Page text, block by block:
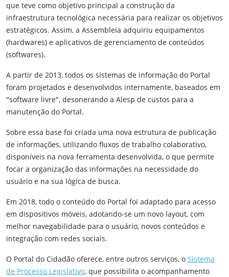
que teve como objetivo principal a construção da
infraestrutura tecnológica necessária para realizar os objetivos
estratégicos. Assim, a Assembleia adquiriu equipamentos
(hardwares) e aplicativos de gerenciamento de conteúdos
(softwares).
A partir de 2013, todos os sistemas de informação do Portal
foram projetados e desenvolvidos internamente, baseados em
"software livre", desonerando a Alesp de custos para a
manutenção do Portal.
Sobre essa base foi criada uma nova estrutura de publicação
de informações, utilizando fluxos de trabalho colaborativo,
disponíveis na nova ferramenta desenvolvida, o que permite
focar a organização das informações na necessidade do
usuário e na sua lógica de busca.
Em 2018, todo o conteúdo do Portal foi adaptado para acesso
em dispositivos móveis, adotando-se um novo layout, com
melhor navegabilidade para o usuário, novos conteúdos e
integração com redes sociais.
O Portal do Cidadão oferece, entre outros serviços, o Sistema
de Processo Legislativo, que possibilita o acompanhamento